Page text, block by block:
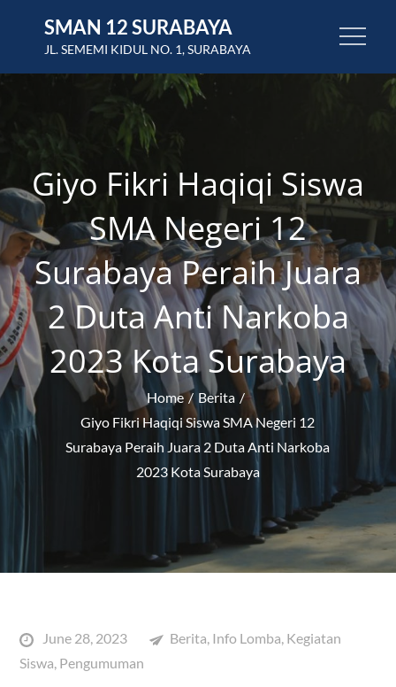
SMAN 12 SURABAYA
JL. SEMEMI KIDUL NO. 1, SURABAYA
Giyo Fikri Haqiqi Siswa
SMA Negeri 12
Surabaya Peraih Juara
2 Duta Anti Narkoba
2023 Kota Surabaya
Home
Berita
Giyo Fikri Haqiqi Siswa SMA Negeri 12
Surabaya Peraih Juara 2 Duta Anti Narkoba
2023 Kota Surabaya
Posted
on
June 28, 2023 Berita, Info Lomba, Kegiatan
Siswa, Pengumuman